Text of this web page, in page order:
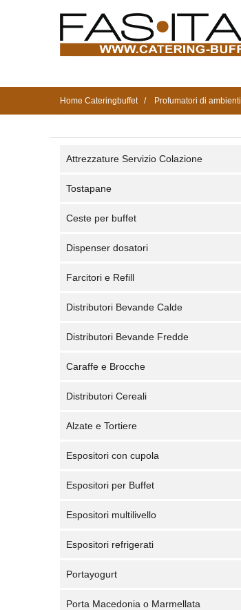
Home Cateringbuffet Profumatori di ambienti
Attrezzature Servizio Colazione
Tostapane
Ceste per buffet
Dispenser dosatori
Farcitori e Refill
Distributori Bevande Calde
Distributori Bevande Fredde
Caraffe e Brocche
Distributori Cereali
Alzate e Tortiere
Espositori con cupola
Espositori per Buffet
Espositori multilivello
Espositori refrigerati
Portayogurt
Porta Macedonia o Marmellata